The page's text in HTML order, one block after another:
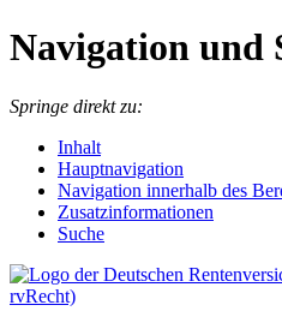
Navigation und
Springe direkt zu:
Inhalt
Hauptnavigation
Navigation innerhalb des
Zusatzinformationen
Suche